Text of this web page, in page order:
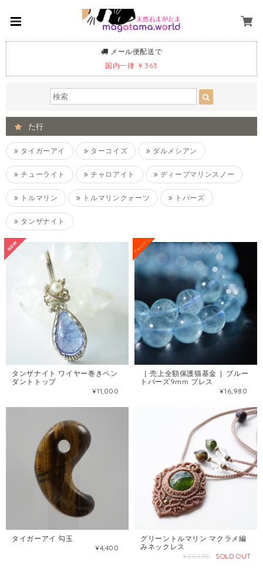
メール便配送で
国内一律 ￥363
た行
タイガーアイ ターコイズ ダルメシアン
チューライト チャロアイト ディープマリンスノー
トルマリン トルマリンクォーツ トパーズ
タンザナイト
タンザナイト ワイヤー巻きペン
ダントトップ
¥11,000
［ 売上全額保護猫基金 ］ブルー
トパーズ9mm ブレス
¥16,980
タイガーアイ 勾玉
¥4,400
グリーントルマリン マクラメ編
みネックレス
¥20,170
SOLD OUT